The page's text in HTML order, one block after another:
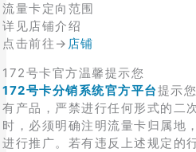
流量卡定向范围
详见店铺介绍
点击前往→ 店铺
172号卡官方温馨提示您
172号卡分销系统官方平台提示
有产品，严禁进行任何形式的二
时，必须明确注明流量卡归属地
进行推广。若有违反上述规定的